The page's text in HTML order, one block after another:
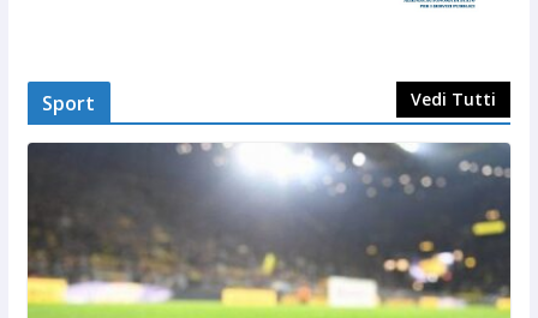
Sport Vedi Tutti